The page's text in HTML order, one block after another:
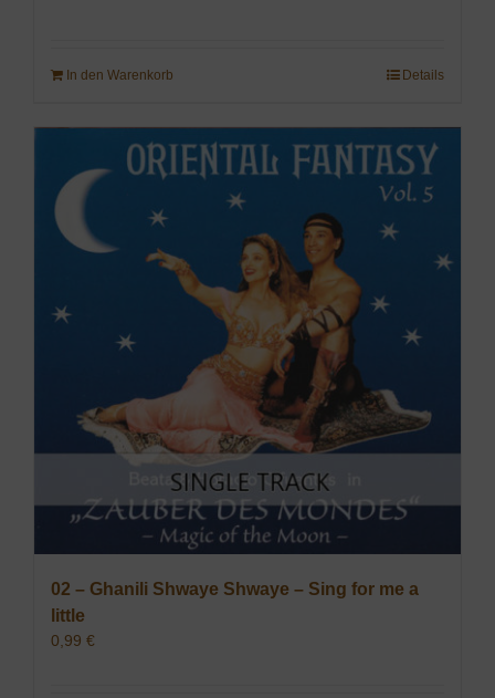
In den Warenkorb Details
02 – Ghanili Shwaye Shwaye – Sing for me a
little
0,99 €